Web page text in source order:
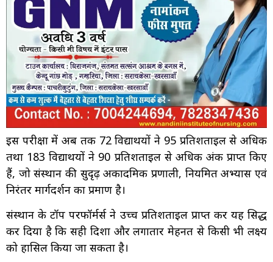
इस परीक्षा में अब तक 72 विद्यार्थियों ने 95 प्रतिशताइल से अधिक
तथा 183 विद्यार्थियों ने 90 प्रतिशताइल से अधिक अंक प्राप्त किए
हैं, जो संस्थान की सुदृढ़ अकादमिक प्रणाली, नियमित अभ्यास एवं
निरंतर मार्गदर्शन का प्रमाण है।
संस्थान के टॉप परफॉर्मर्स ने उच्च प्रतिशताइल प्राप्त कर यह सिद्ध
कर दिया है कि सही दिशा और लगातार मेहनत से किसी भी लक्ष्य
को हासिल किया जा सकता है।